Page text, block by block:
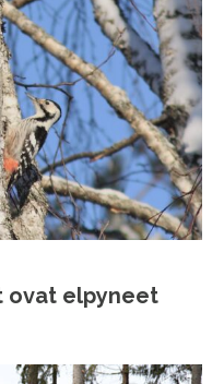
ovat elpyneet